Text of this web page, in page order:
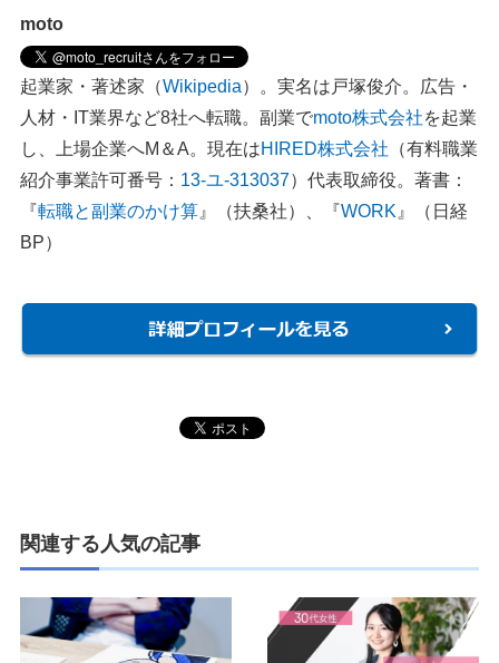
moto
起業家・著述家（Wikipedia）。実名は戸塚俊介。広告・
人材・IT業界など8社へ転職。副業でmoto株式会社を起業
し、上場企業へM＆A。現在はHIRED株式会社 （有料職業
紹介事業許可番号： 13-ユ-313037）代表取締役。著書：
『転職と副業のかけ算』（扶桑社）、『WORK』（日経
BP）
関連する人気の記事